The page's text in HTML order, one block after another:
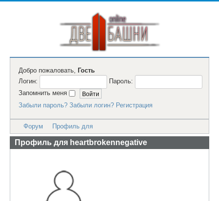
Добро пожаловать,
Гость
Логин:
Пароль:
Запомнить меня
Забыли пароль? Забыли логин? Регистрация
Форум Профиль для
Профиль для heartbrokennegative